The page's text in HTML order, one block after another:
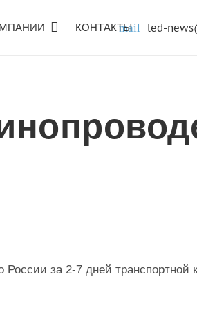
КОНТАКТЫ
mail led-
России за 2-7 дней транспортной